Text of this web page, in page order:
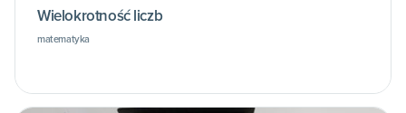
Wielokrotność liczb
matematyka